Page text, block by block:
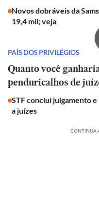
Novos dobráveis da
19,4 mil; veja
PAÍS DOS PRIVILÉGIOS
Quanto você
penduricalhos de
STF conclui julgamento
a juízes
CONTINUA